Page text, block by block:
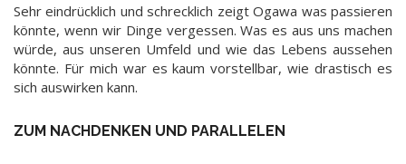
Sehr eindrücklich und schrecklich zeigt Ogawa was passieren
könnte, wenn wir Dinge vergessen. Was es aus uns machen
würde, aus unseren Umfeld und wie das Lebens aussehen
könnte. Für mich war es kaum vorstellbar, wie drastisch es
sich auswirken kann.
ZUM NACHDENKEN UND PARALLELEN